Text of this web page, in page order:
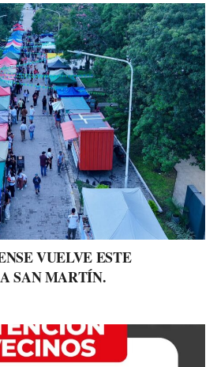
VUELVE ESTE
SAN MARTÍN.